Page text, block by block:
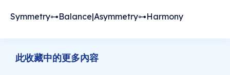
Symmetry⊶Balance|Asymmetry⊶Harmony
此收藏中的更多內容